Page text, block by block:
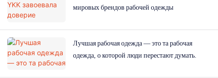
мировых брендов рабочей одежды
Лучшая рабочая одежда — это та рабочая
одежда, о которой люди перестают думать.